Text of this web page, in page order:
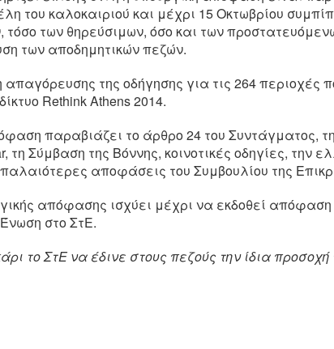
του καλοκαιριού και μέχρι 15 Οκτωβρίου
των θηρεύσιμων, όσο και των
των αποδημητικών πεζών.
της οδήγησης για τις 264 περιοχές
Rethink Athens 2014.
παραβιάζει το άρθρο 24 του Συντάγματος,
Σύμβαση της Βόννης, κοινοτικές οδηγίες, την
αποφάσεις του Συμβουλίου της
απόφασης ισχύει μέχρι να εκδοθεί απόφαση
στο ΣτΕ.
το ΣτΕ να έδινε στους πεζούς την ίδια προσοχή